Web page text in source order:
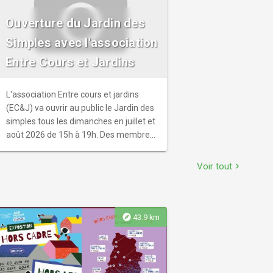
Ouverture du Jardin des
Simples avec l'association
Entre Cours et Jardins
L'association Entre cours et jardins
(EC&J) va ouvrir au public le Jardin des
simples tous les dimanches en juillet et
août 2026 de 15h à 19h. Des membres
Voir tout chevron_right
explore 43.9 km